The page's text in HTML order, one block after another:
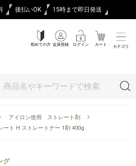
後払いOK 15時まで即日発送
初めての方 会員登録 ログイン カート カテゴリ
アイロン使用 ストレート剤
ート H ストレートナー 1剤 400g
グ